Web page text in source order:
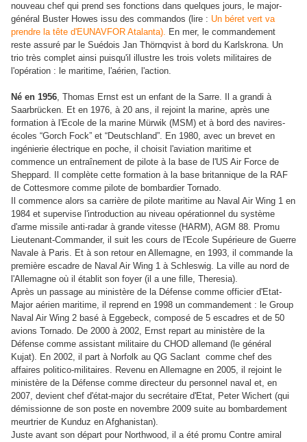
nouveau chef qui prend ses fonctions dans quelques jours, le major-
général Buster Howes issu des commandos (lire : Un béret vert va
prendre la tête d'EUNAVFOR Atalanta). En mer, le commandement
reste assuré par le Suédois Jan Thörnqvist à bord du Karlskrona. Un
trio très complet ainsi puisqu'il illustre les trois volets militaires de
l'opération : le maritime, l'aérien, l'action.
Né en 1956, Thomas Ernst est un enfant de la Sarre. Il a grandi à
Saarbrücken. Et en 1976, à 20 ans, il rejoint la marine, après une
formation à l'Ecole de la marine Mürwik (MSM) et à bord des navires-
écoles “Gorch Fock” et “Deutschland”. En 1980, avec un brevet en
ingénierie électrique en poche, il choisit l'aviation maritime et
commence un entraînement de pilote à la base de l'US Air Force de
Sheppard. Il complète cette formation à la base britannique de la RAF
de Cottesmore comme pilote de bombardier Tornado.
Il commence alors sa carrière de pilote maritime au Naval Air Wing 1 en
1984 et supervise l'introduction au niveau opérationnel du système
d'arme missile anti-radar à grande vitesse (HARM), AGM 88. Promu
Lieutenant-Commander, il suit les cours de l'Ecole Supérieure de Guerre
Navale à Paris. Et à son retour en Allemagne, en 1993, il commande la
première escadre de Naval Air Wing 1 à Schleswig. La ville au nord de
l'Allemagne où il établit son foyer (il a une fille, Theresia).
Après un passage au ministère de la Défense comme officier d'Etat-
Major aérien maritime, il reprend en 1998 un commandement : le Group
Naval Air Wing 2 basé à Eggebeck, composé de 5 escadres et de 50
avions Tornado. De 2000 à 2002, Ernst repart au ministère de la
Défense comme assistant militaire du CHOD allemand (le général
Kujat). En 2002, il part à Norfolk au QG Saclant comme chef des
affaires politico-militaires. Revenu en Allemagne en 2005, il rejoint le
ministère de la Défense comme directeur du personnel naval et, en
2007, devient chef d'état-major du secrétaire d'Etat, Peter Wichert (qui
démissionne de son poste en novembre 2009 suite au bombardement
meurtrier de Kunduz en Afghanistan).
Juste avant son départ pour Northwood, il a été promu Contre amiral